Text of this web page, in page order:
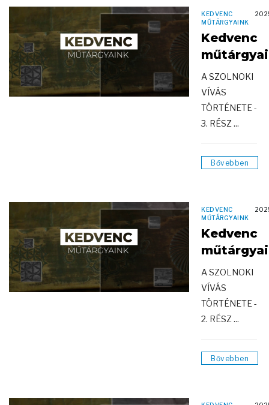
KEDVENC
MŰTÁRGYAINK
Kedvenc
A SZOLNOKI
VÍVÁS
TÖRTÉNETE -
3. RÉSZ ...
Bővebben
KEDVENC
MŰTÁRGYAINK
Kedvenc
A SZOLNOKI
VÍVÁS
TÖRTÉNETE -
2. RÉSZ ...
Bővebben